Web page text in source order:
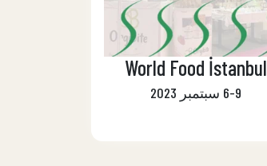
World Food İstanbul
6-9 سبتمبر 2023